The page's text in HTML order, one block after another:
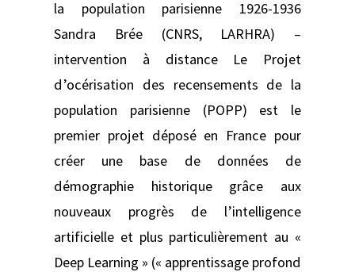
la population parisienne 1926-1936
Sandra Brée (CNRS, LARHRA) –
intervention à distance Le Projet
d’océrisation des recensements de la
population parisienne (POPP) est le
premier projet déposé en France pour
créer une base de données de
démographie historique grâce aux
nouveaux progrès de l’intelligence
artificielle et plus particulièrement au «
Deep Learning » (« apprentissage profond